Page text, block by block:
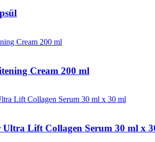
Cream 200 ml
Ultra Lift Collagen Serum 30 ml x